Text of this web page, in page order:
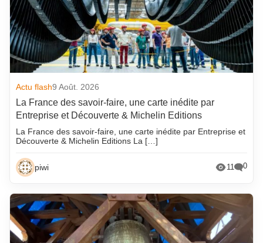
Actu flash9 Août. 2026
La France des savoir-faire, une carte inédite par
Entreprise et Découverte & Michelin Editions
La France des savoir-faire, une carte inédite par Entreprise et
Découverte & Michelin Editions La […]
piwi 11 0